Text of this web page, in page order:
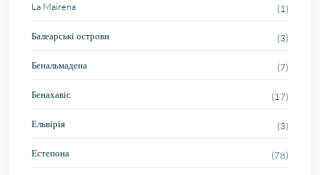
La Mairena (1)
Балеарські острови (3)
Бенальмадена (7)
Бенахавіс (17)
Ельвірія (3)
Естепона (78)